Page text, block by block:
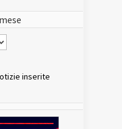
inserite